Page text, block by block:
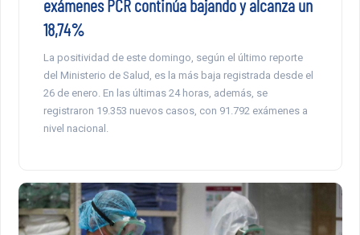
exámenes PCR continúa bajando y alcanza un
18,74%
La positividad de este domingo, según el último reporte
del Ministerio de Salud, es la más baja registrada desde el
26 de enero. En las últimas 24 horas, además, se
registraron 19.353 nuevos casos, con 91.792 exámenes a
nivel nacional.